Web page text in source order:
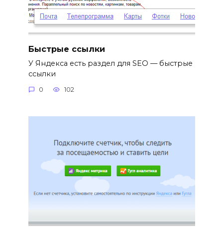
Быстрые ссылки
У Яндекса есть раздел для SEO — быстрые
ссылки
0 102